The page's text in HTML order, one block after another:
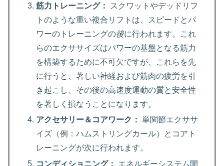
筋力トレーニング：
スクワットやデッドリフ
トのような重い複合リフトは、スピードとパ
ワーのトレーニングの後に行われます。これ
らのエクササイズはパワーの基盤となる筋力
を構築するために不可欠ですが、これらを先
に行うと、著しい神経および筋肉の疲労を引
き起こし、その後の高速度運動の質と安全性
を著しく損なうことになります。
アクセサリー＆コアワーク： 単関節エクササ
イズ（例：ハムストリングカール）とコアト
レーニングが次に行われます。
コンディショニング：
エネルギーシステム開